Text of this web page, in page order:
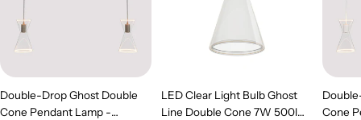
Double-Drop Ghost Double
Cone Pendant Lamp -
LED Clear Light Bulb Ghost
Line Double Cone 7W 500lm
Cone